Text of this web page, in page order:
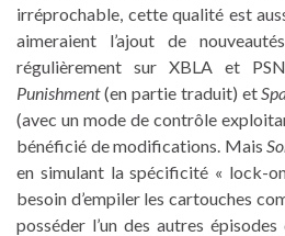
irréprochable, cette qualité est
aimeraient l’ajout de
régulièrement sur XBLA et
Punishment(en partie traduit) et
(avec un mode de contrôle
bénéficié de modifications. Mais
en simulant la spécificité « lock-
besoin d’empiler les cartouches
posséder l’un des autres épisodes